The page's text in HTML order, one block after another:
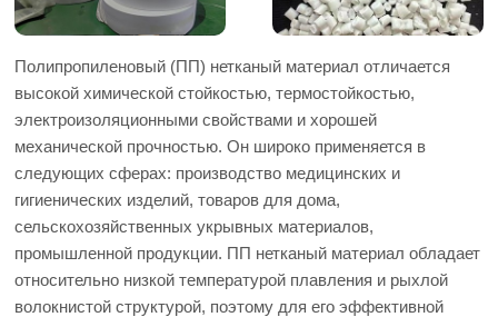
Полипропиленовый (ПП) нетканый материал отличается
высокой химической стойкостью, термостойкостью,
электроизоляционными свойствами и хорошей
механической прочностью. Он широко применяется в
следующих сферах: производство медицинских и
гигиенических изделий, товаров для дома,
сельскохозяйственных укрывных материалов,
промышленной продукции. ПП нетканый материал обладает
относительно низкой температурой плавления и рыхлой
волокнистой структурой, поэтому для его эффективной